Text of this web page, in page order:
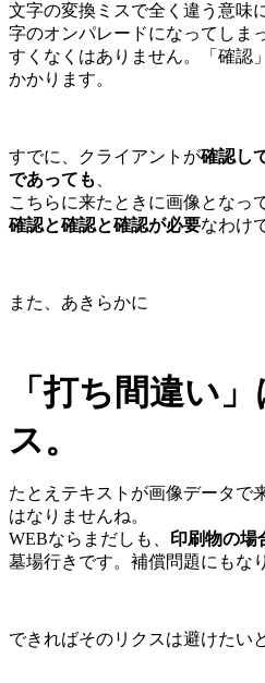
文字の変換ミスで全く違う意味
字のオンパレードになってしま
すくなくはありません。「確認
かかります。
すでに、クライアントが確認し
であっても 、
こちらに来たときに画像となっ
確認と確認と確認が必要なわけ
また、あきらかに
「打ち間違い
ス。
たとえテキストが画像データで
はなりませんね。
WEBならまだしも、 印刷物の場
墓場行きです。補償問題にもな
できればそのリクスは避けたい